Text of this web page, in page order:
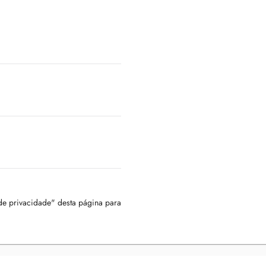
privacidade" desta página para